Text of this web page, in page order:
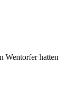
Wentorfer hatten